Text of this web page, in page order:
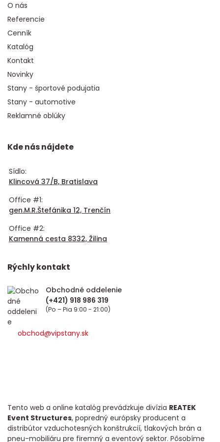
O nás
Referencie
Cenník
Katalóg
Kontakt
Novinky
Stany - športové podujatia
Stany - automotive
Reklamné oblúky
Kde nás nájdete
Sídlo:
Klincová 37/B, Bratislava
Office #1:
gen.M.R.Štefánika 12, Trenčín
Office #2:
Kamenná cesta 8332, Žilina
Tento web a online katalóg prevádzkuje divízia REATEK
Event Structures, popredný európsky producent a
distribútor vzduchotesných konštrukcií, tlakových brán a
pneu-mobiliáru pre firemný a eventový sektor. Pôsobíme
Rýchly kontakt
Obchodné oddelenie
(Po – Pia 9:00 - 21:00)
obchod@vipstany.sk